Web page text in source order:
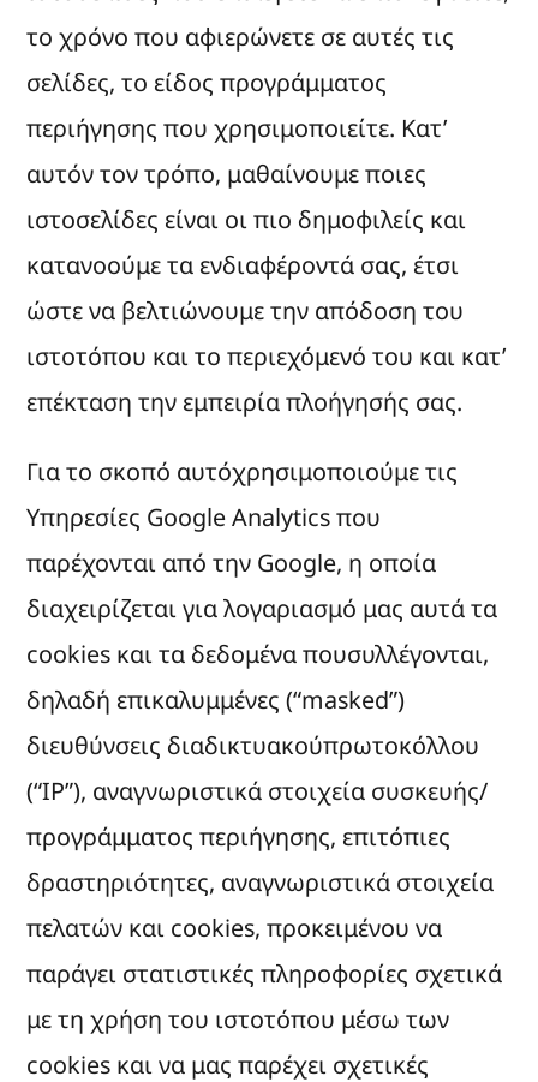
το χρόνο που αφιερώνετε σε αυτές τις
σελίδες, το είδος προγράμματος
περιήγησης που χρησιμοποιείτε. Κατ’
αυτόν τον τρόπο, μαθαίνουμε ποιες
ιστοσελίδες είναι οι πιο δημοφιλείς και
κατανοούμε τα ενδιαφέροντά σας, έτσι
ώστε να βελτιώνουμε την απόδοση του
ιστοτόπου και το περιεχόμενό του και κατ’
επέκταση την εμπειρία πλοήγησής σας.
Για το σκοπό αυτόχρησιμοποιούμε τις
Υπηρεσίες Google Analytics που
παρέχονται από την Google, η οποία
διαχειρίζεται για λογαριασμό μας αυτά τα
cookies και τα δεδομένα πουσυλλέγονται,
δηλαδή επικαλυμμένες (“masked”)
διευθύνσεις διαδικτυακούπρωτοκόλλου
(“IP”), αναγνωριστικά στοιχεία συσκευής/
προγράμματος περιήγησης, επιτόπιες
δραστηριότητες, αναγνωριστικά στοιχεία
πελατών και cookies, προκειμένου να
παράγει στατιστικές πληροφορίες σχετικά
με τη χρήση του ιστοτόπου μέσω των
cookies και να μας παρέχει σχετικές